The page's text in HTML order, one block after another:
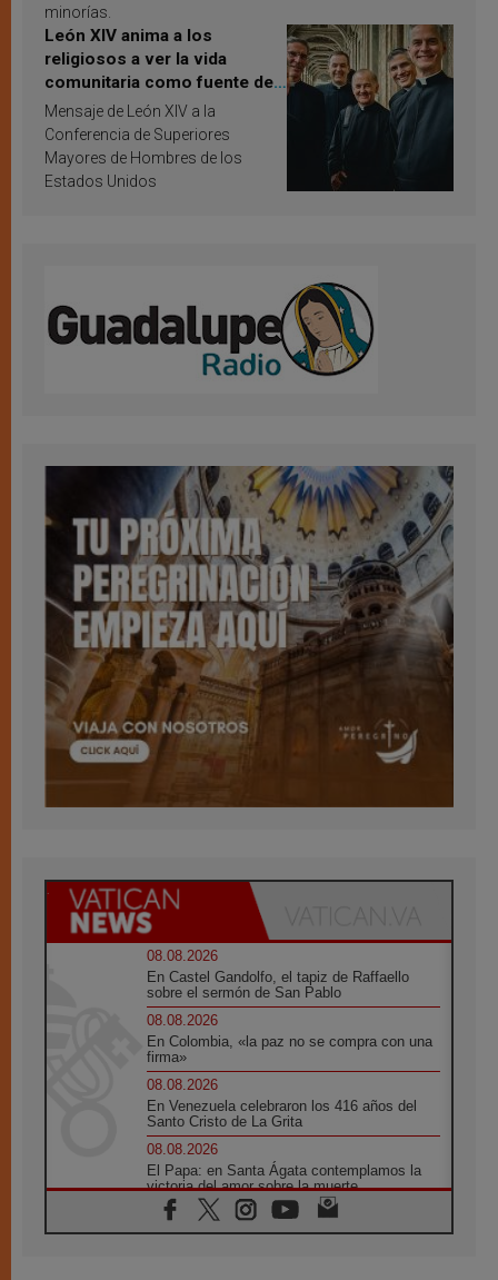
minorías.
León XIV anima a los
religiosos a ver la vida
comunitaria como fuente de
inspiración y santificación
Mensaje de León XIV a la
Conferencia de Superiores
Mayores de Hombres de los
Estados Unidos
08.08.2026
En Castel Gandolfo, el tapiz de Raffaello
sobre el sermón de San Pablo
08.08.2026
En Colombia, «la paz no se compra con una
firma»
08.08.2026
En Venezuela celebraron los 416 años del
Santo Cristo de La Grita
08.08.2026
El Papa: en Santa Ágata contemplamos la
victoria del amor sobre la muerte
08.08.2026
León XIV visitará el Santuario de la Madre